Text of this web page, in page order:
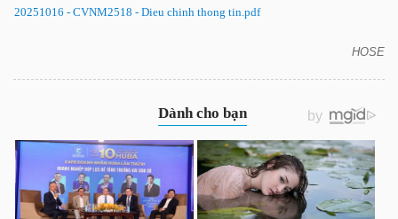
20251016 - CVNM2518 - Dieu chinh thong tin.pdf
HOSE
SẢN
HÀNG